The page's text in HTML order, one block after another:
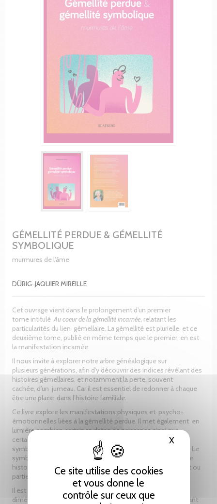
Ce site utilise des cookies
et vous donne le
contrôle sur ceux que
XMasquer
GÉMELLITÉ PERDUE & GÉMELLITÉ
SYMBOLIQUE
murmures de l'âme
DÜRIG-JAQUIER MIREILLE
Cet ouvrage vient dans le prolongement d’un premier
tome intitulé Au coeur de la gémellité incarnée , relatant les
particularités du lien gémellaire. La gémellité est plurielle, et ce
deuxième tome, publié en même temps que le premier, en est
la manifestation incarnée.
Il nous invite à explorer notre arbre généalogique sur
plusieurs générations, afin d’y découvrir des indices révélant des
histoires gémellaires, et notamment la perte, souvent
cachée, d’un jumeau. Car il est essentiel de redonner à chaque
être une place dans l’histoire familiale.
Ce livre explore les manifestations physiques et psycho-
émotionnelles liées à la gémellité perdue. Il met également en
lumière combien certaines dates de naissance ainsi que
certains prénoms véhiculent le message d’une gémellité
symbolique. Il fait la part belle à la magie des synchronicités. Le
symbolique est alors souvent une manière de prolonger une
histoire du passé en relation avec une gémellité totalement ou
partiellement incarnée.
Il est particulièrement intéressant pour les êtres ouverts aux
dimensions symboliques et métaphoriques et s’adresse avant